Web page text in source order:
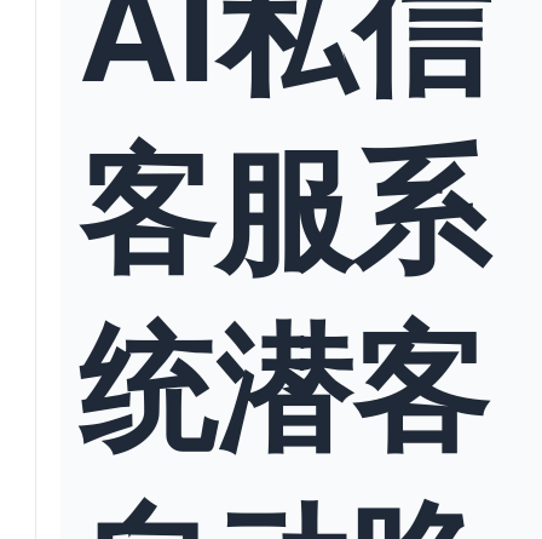
客服系
统潜客